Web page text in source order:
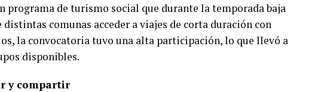
programa de turismo social que durante la temporada baja
comunas acceder a viajes de corta duración con
la convocatoria tuvo una alta participación, lo que llevó a
disponibles.
y compartir